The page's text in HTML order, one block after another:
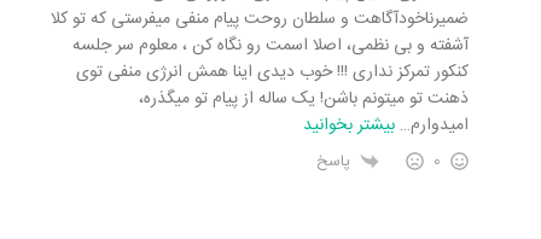
ضمیرناخودآگاهت و سلطان روحت پیام منفی میفرستی که تو کلا
آشفته و بی نظمی، اصلا اسمت رو نگاه کن ، معلوم سر جلسه
کنکور تمرکز نداری !!! خوب دیدی اینا همش انرژی منفی توی
ذهنت تو میتونم باشن! یک ساله از پیام تو میگذره،
امیدوارم… بیشتر بخوانید
0 پاسخ